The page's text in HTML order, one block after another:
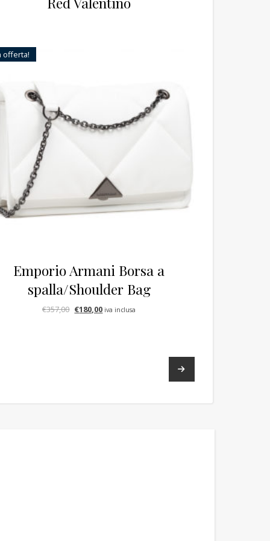
offerta!
Emporio Armani Borsa a
spalla/Shoulder Bag
€357,00 Il prezzo originale era: €357,00.
€180,00Il prezzo attuale è: €180,00.
iva inclusa